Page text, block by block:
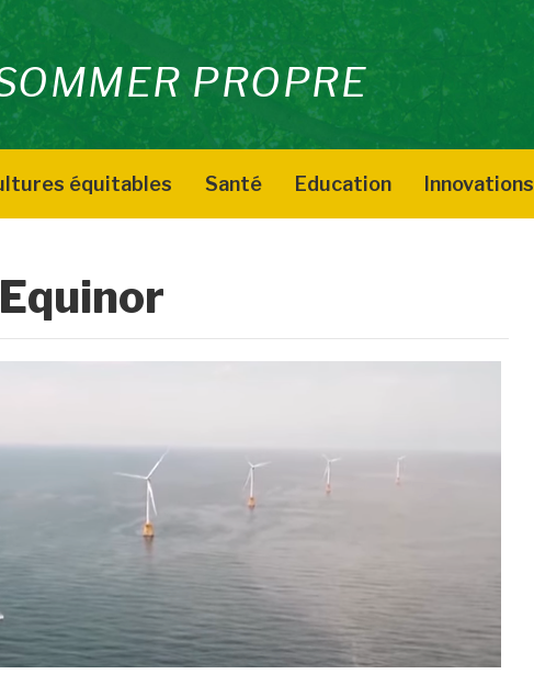
PROPRE
équitables Santé Education Innovations
Equinor